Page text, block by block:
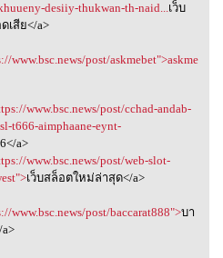
desiiy-thukwan-th-naid...เว็บ
สีย</a>
www.bsc.news/post/askmebet">askme
www.bsc.news/post/cchad-andab-
t666-aimphaane-eynt-
a>
www.bsc.news/post/web-slot-
เว็บสล็อตใหม่ล่าสุด</a>
www.bsc.news/post/baccarat888">บา